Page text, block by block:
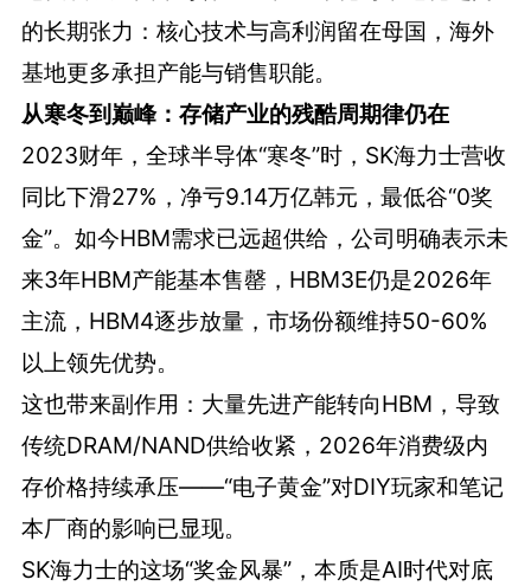
的长期张力：核心技术与高利润留在母国，海外
基地更多承担产能与销售职能。
从寒冬到巅峰：存储产业的残酷周期律仍在
2023财年，全球半导体“寒冬”时，SK海力士营收
同比下滑27%，净亏9.14万亿韩元，最低谷“0奖
金”。如今HBM需求已远超供给，公司明确表示未
来3年HBM产能基本售罄，HBM3E仍是2026年
主流，HBM4逐步放量，市场份额维持50-60%
以上领先优势。
这也带来副作用：大量先进产能转向HBM，导致
传统DRAM/NAND供给收紧，2026年消费级内
存价格持续承压——“电子黄金”对DIY玩家和笔记
本厂商的影响已显现。
SK海力士的这场“奖金风暴”，本质是AI时代对底